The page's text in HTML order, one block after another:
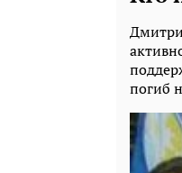
погиб